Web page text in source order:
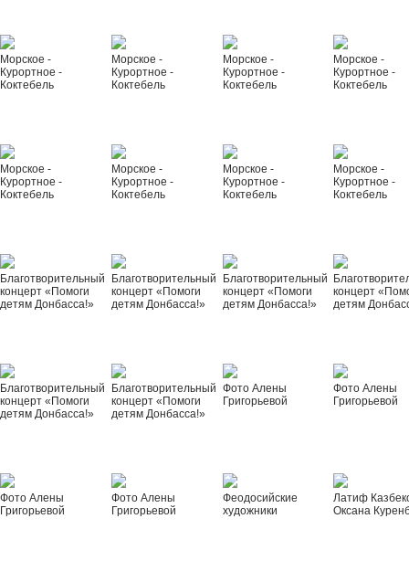
Морское -
Курортное -
Коктебель
Морское -
Курортное -
Коктебель
Морское -
Курортное -
Коктебель
Морское -
Курортное -
Коктебель
Морское -
Курортное -
Коктебель
Морское -
Курортное -
Коктебель
Морское -
Курортное -
Коктебель
Морское -
Курортное -
Коктебель
Благотворительный
концерт «Помоги
детям Донбасса!»
Благотворительный
концерт «Помоги
детям Донбасса!»
Благотворительный
концерт «Помоги
детям Донбасса!»
концерт
детям
Благотворительный
концерт «Помоги
детям Донбасса!»
Благотворительный
концерт «Помоги
детям Донбасса!»
Фото Алены
Григорьевой
Фото Алены
Григорьевой
Фото Алены
Григорьевой
Фото Алены
Григорьевой
Феодосийские
художники
Латиф
Оксана